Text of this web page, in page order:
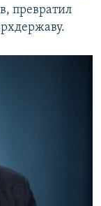
превратил